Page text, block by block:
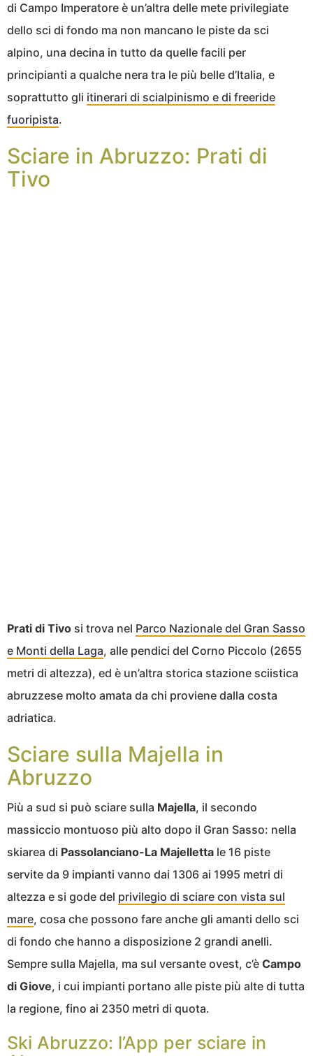
di Campo Imperatore è un’altra delle mete privilegiate
dello sci di fondo ma non mancano le piste da sci
alpino, una decina in tutto da quelle facili per
principianti a qualche nera tra le più belle d’Italia, e
soprattutto gli itinerari di scialpinismo e di freeride
fuoripista.
Sciare in Abruzzo: Prati di
Tivo
Prati di Tivo si trova nel Parco Nazionale del Gran Sasso
e Monti della Laga, alle pendici del Corno Piccolo (2655
metri di altezza), ed è un’altra storica stazione sciistica
abruzzese molto amata da chi proviene dalla costa
adriatica.
Sciare sulla Majella in
Abruzzo
Più a sud si può sciare sulla Majella, il secondo
massiccio montuoso più alto dopo il Gran Sasso: nella
skiarea di Passolanciano-La Majelletta le 16 piste
servite da 9 impianti vanno dai 1306 ai 1995 metri di
altezza e si gode del privilegio di sciare con vista sul
mare, cosa che possono fare anche gli amanti dello sci
di fondo che hanno a disposizione 2 grandi anelli.
Sempre sulla Majella, ma sul versante ovest, c’è Campo
di Giove, i cui impianti portano alle piste più alte di tutta
la regione, fino ai 2350 metri di quota.
Ski Abruzzo: l’App per sciare in